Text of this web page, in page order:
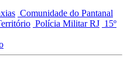
Comunidade do Pantanal
Polícia Militar RJ 15º